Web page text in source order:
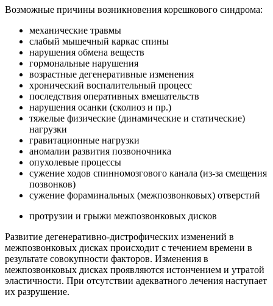
Возможные причины возникновения корешкового синдрома:
механические травмы
слабый мышечный каркас спины
нарушения обмена веществ
гормональные нарушения
возрастные дегенеративные изменения
хронический воспалительный процесс
последствия оперативных вмешательств
нарушения осанки (сколиоз и пр.)
тяжелые физические (динамические и статические)
нагрузки
гравитационные нагрузки
аномалии развития позвоночника
опухолевые процессы
сужение ходов спинномозгового канала (из-за смещения
позвонков)
сужение фораминальных (межпозвонковых) отверстий
протрузии и грыжи межпозвонковых дисков
Развитие дегенеративно-дистрофических изменений в
межпозвонковых дисках происходит с течением времени в
результате совокупности факторов. Изменения в
межпозвонковых дисках проявляются истончением и утратой
эластичности. При отсутствии адекватного лечения наступает
их разрушение.